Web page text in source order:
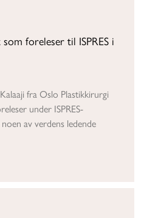
foreleser til ISPRES i
fra Oslo Plastikkirurgi
under ISPRES-
av verdens ledende